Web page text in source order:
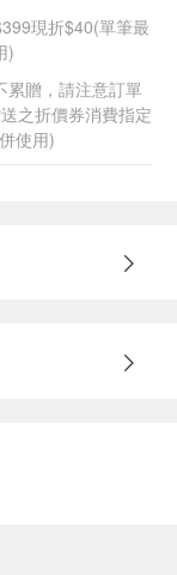
現折$40(單筆最
)
累贈，請注意訂單
之折價券消費指定
使用)